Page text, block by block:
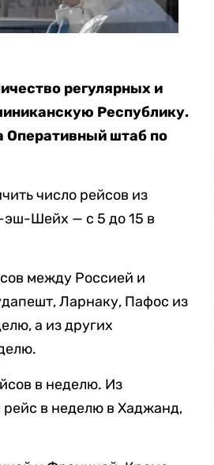
регулярных и
Республику.
Оперативный штаб по
число рейсов из
эш-Шейх — с 5 до 15 в
между Россией и
Ларнаку, Пафос из
а из других
в неделю. Из
рейс в неделю в Хаджанд,